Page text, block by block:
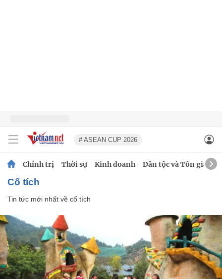
# ASEAN CUP 2026
Chính trị Thời sự Kinh doanh Dân tộc và Tôn giáo
cổ tích
Tin tức mới nhất về cổ tích